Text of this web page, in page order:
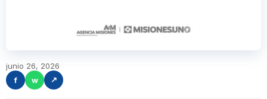
junio 26, 2026
f
w ↗